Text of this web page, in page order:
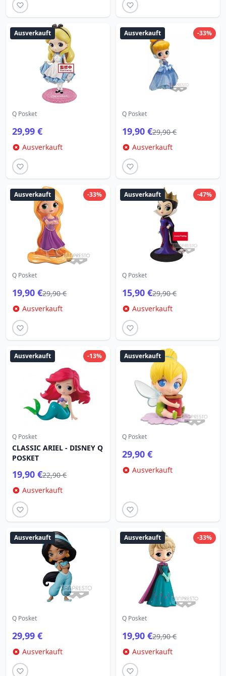
Ausverkauft
Q Posket
29,99 €
Ausverkauft
-33%
Ausverkauft
Q Posket
19,90 €29,90 €
Ausverkauft
-33%
Ausverkauft
Q Posket
19,90 €29,90 €
Ausverkauft
-47%
Ausverkauft
Q Posket
15,90 €29,90 €
Ausverkauft
-13%
Ausverkauft
Q Posket
CLASSIC ARIEL - DISNEY Q
POSKET
19,90 €22,90 €
Ausverkauft
Ausverkauft
Q Posket
29,90 €
Ausverkauft
Ausverkauft
Q Posket
29,99 €
Ausverkauft
-33%
Ausverkauft
Q Posket
19,90 €29,90 €
Ausverkauft